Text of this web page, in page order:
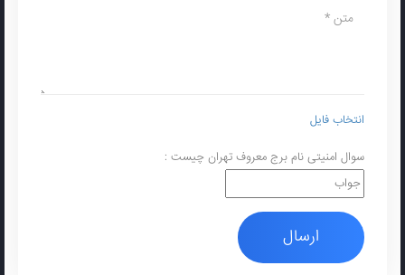
انتخاب فایل
سوال امنیتی نام برج معروف تهران چیست :
ارسال